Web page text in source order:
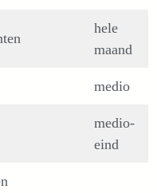
hele
maand
medio
medio-
eind